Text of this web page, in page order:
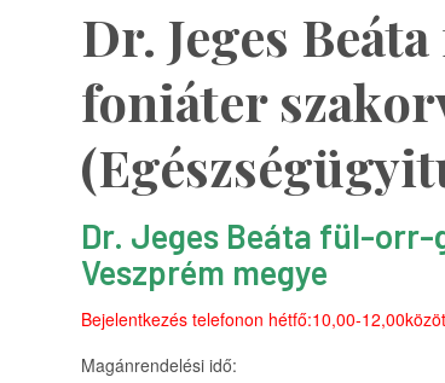
Dr. Jeges
foniáter
Dr. Jeges Beáta fül-
Veszprém megye
Bejelentkezés telefonon hétfő:10,00-
Magánrendelési idő: